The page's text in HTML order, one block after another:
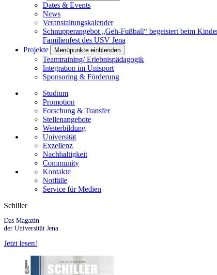
Dates & Events
News
Veranstaltungskalender
Schnupperangebot „Geh-Fußball“ begeistert beim
Familienfest des USV Jena
Projekte
Menüpunkte einblenden
Teamtraining/ Erlebnispädagogik
Integration im Unisport
Sponsoring & Förderung
Studium
Promotion
Forschung & Transfer
Stellenangebote
Weiterbildung
Universität
Exzellenz
Nachhaltigkeit
Community
Kontakte
Notfälle
Service für Medien
Schiller
Das Magazin
der Universität Jena
Jetzt lesen!